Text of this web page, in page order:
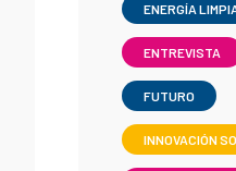
ENERGÍA
ENTREVISTA
FUTURO
INNOVACIÓN